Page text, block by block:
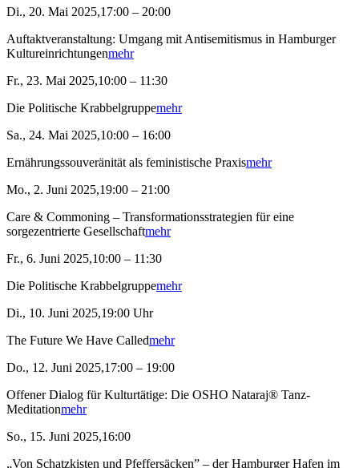
Di., 20. Mai 2025,17:00 – 20:00
Auftaktveranstaltung: Umgang mit Antisemitismus in Hamburger
Kultureinrichtungenmehr
Fr., 23. Mai 2025,10:00 – 11:30
Die Politische Krabbelgruppemehr
Sa., 24. Mai 2025,10:00 – 16:00
Ernährungssouveränität als feministische Praxismehr
Mo., 2. Juni 2025,19:00 – 21:00
Care & Commoning – Transformationsstrategien für eine
sorgezentrierte Gesellschaftmehr
Fr., 6. Juni 2025,10:00 – 11:30
Die Politische Krabbelgruppemehr
Di., 10. Juni 2025,19:00 Uhr
The Future We Have Calledmehr
Do., 12. Juni 2025,17:00 – 19:00
Offener Dialog für Kulturtätige: Die OSHO Nataraj® Tanz-
Meditationmehr
So., 15. Juni 2025,16:00
„Von Schatzkisten und Pfeffersäcken” – der Hamburger Hafen im